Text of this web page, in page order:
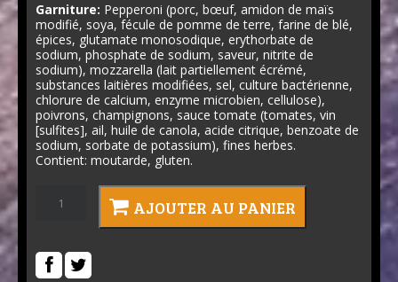
Garniture: Pepperoni (porc, bœuf, amidon de maïs
modifié, soya, fécule de pomme de terre, farine de blé,
épices, glutamate monosodique, erythorbate de
sodium, phosphate de sodium, saveur, nitrite de
sodium), mozzarella (lait partiellement écrémé,
substances laitières modifiées, sel, culture bactérienne,
chlorure de calcium, enzyme microbien, cellulose),
poivrons, champignons, sauce tomate (tomates, vin
[sulfites], ail, huile de canola, acide citrique, benzoate de
sodium, sorbate de potassium), fines herbes.
Contient: moutarde, gluten.
AJOUTER AU PANIER